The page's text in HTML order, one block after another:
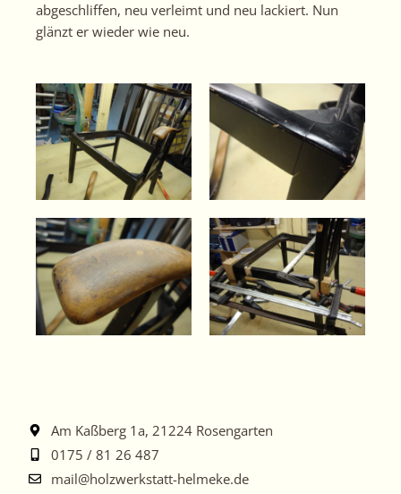
abgeschliffen, neu verleimt und neu lackiert. Nun
glänzt er wieder wie neu.
Am Kaßberg 1a, 21224 Rosengarten
0175 / 81 26 487
mail@holzwerkstatt-helmeke.de